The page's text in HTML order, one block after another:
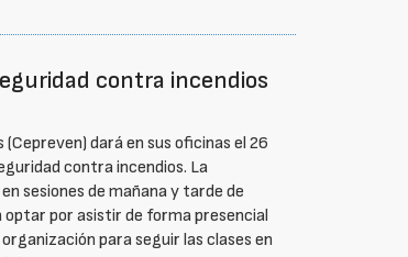
contra incendios
dará en sus oficinas el 26
contra incendios. La
sesiones de mañana y tarde de
por asistir de forma presencial
para seguir las clases en